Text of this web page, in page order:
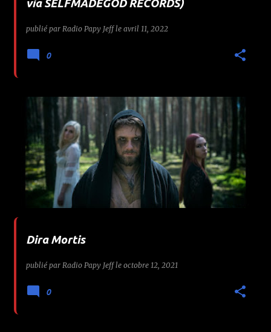
via SELFMADEGOD RECORDS)
publié par Radio Papy Jeff le avril 11, 2022
0
Dira Mortis
publié par Radio Papy Jeff le octobre 12, 2021
0